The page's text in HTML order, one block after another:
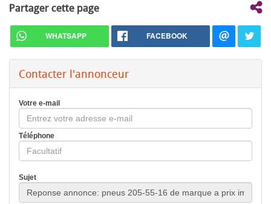
Partager cette page
WHATSAPP FACEBOOK
Contacter l'annonceur
Votre e-mail
Téléphone
Sujet